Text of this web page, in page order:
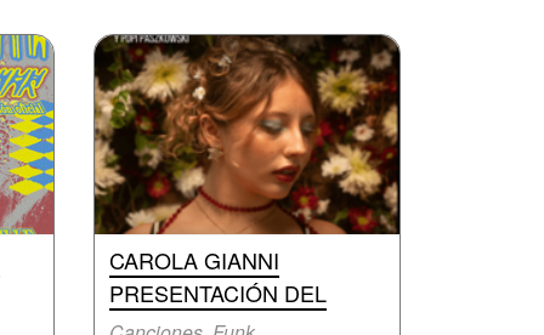
CAROLA GIANNI
PRESENTACIÓN DEL